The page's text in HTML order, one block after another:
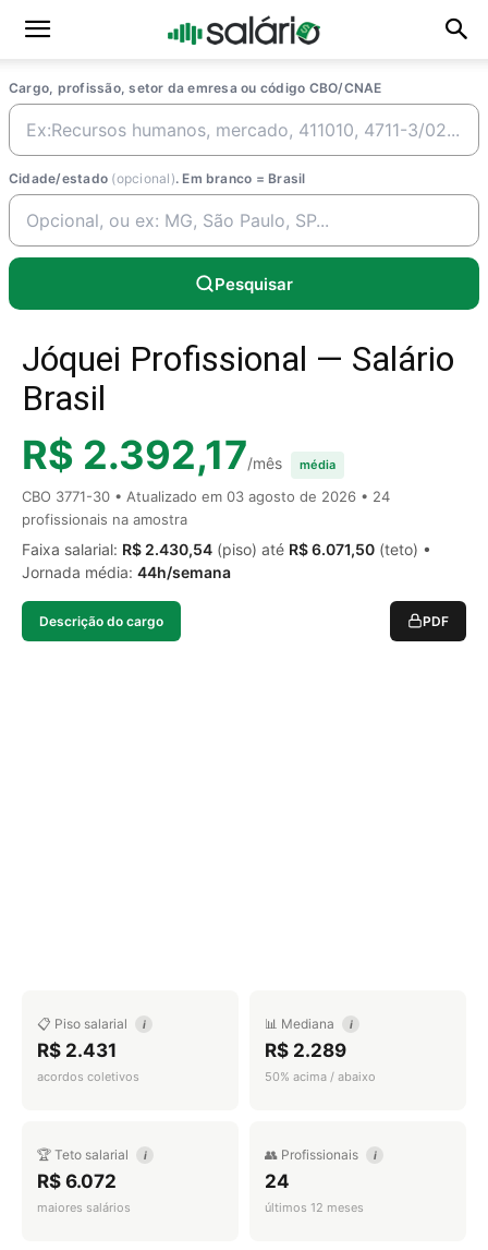
Cargo, profissão, setor da emresa ou código CBO/CNAE
Cidade/estado (opcional). Em branco = Brasil
Pesquisar
Jóquei Profissional — Salário
Brasil
R$ 2.392,17/mês média
CBO 3771-30 • Atualizado em 03 agosto de 2026 • 24
profissionais na amostra
Faixa salarial: R$ 2.430,54 (piso) até R$ 6.071,50 (teto) •
Jornada média: 44h/semana
Descrição do cargo PDF
📋 Piso salarial i
R$ 2.431
acordos coletivos
📊 Mediana i
R$ 2.289
50% acima / abaixo
🏆 Teto salarial i
R$ 6.072
maiores salários
👥 Profissionais i
24
últimos 12 meses